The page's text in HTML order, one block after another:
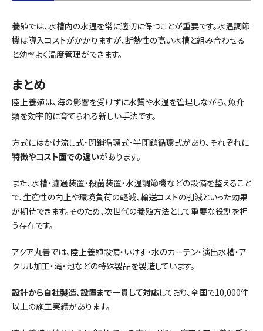
養殖では、水槽内の水温を常に適切に保つことが重要です。水温調節
機は導入コストがかかりますが、断熱性の高い水槽と組み合わせる
と効率よく温度管理ができます。
まとめ
陸上養殖は、海の影響を受けずに水質や水温を管理しながら、魚介
類を効率的に育てられる新しい手法です。
方式にはかけ流し式・閉鎖循環式・半閉鎖循環式があり、それぞれに
特徴やコスト面での違いがあります。
また、水槽・濾過装置・殺菌装置・水温調節機などの設備を整えること
で、生産性の向上や環境負荷の軽減、輸送コストの削減といった効果
が期待できます。そのため、次世代の養殖方法として重要な役割を担
う存在です。
アクア丸善では、陸上養殖設備・いけす・水のカーテン・演出水槽・ア
クリル加工・滝・池などの特殊製品を製造しています。
設計から自社製造、設置まで一貫して対応しており、全国で10,000件
以上の施工実績があります。